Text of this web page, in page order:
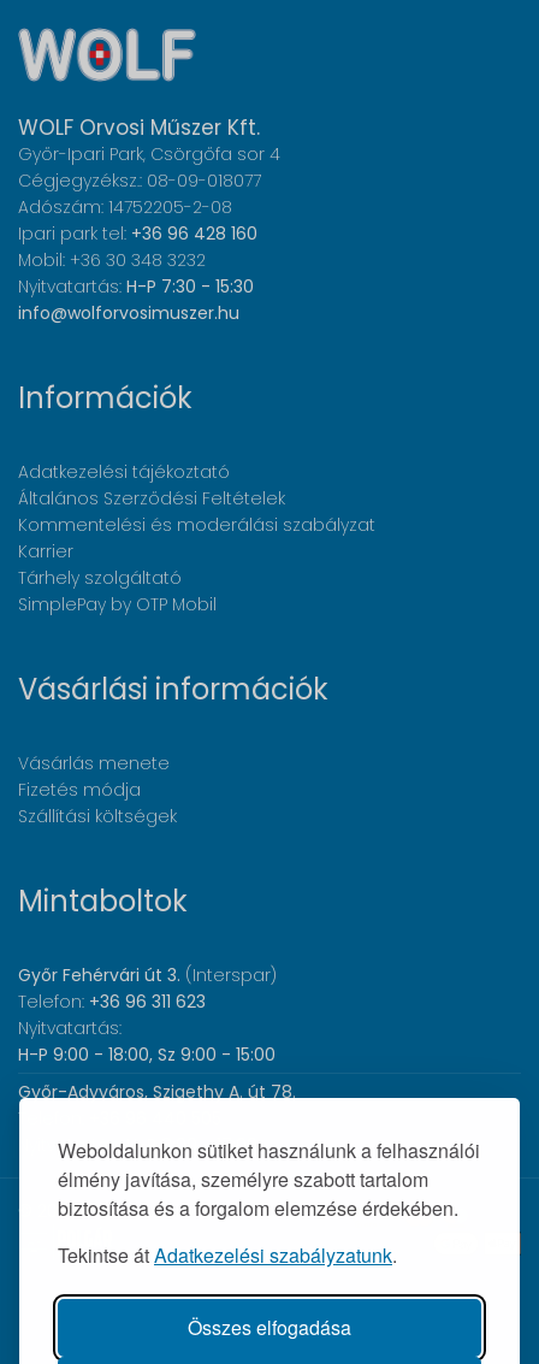
Weboldalunkon sütiket használunk a felhasználói
élmény javítása, személyre szabott tartalom
biztosítása és a forgalom elemzése érdekében.
Tekintse átAdatkezelési szabályzatunk.
Összes elfogadása
WOLF Orvosi Műszer Kft.
Győr-Ipari Park, Csörgőfa sor 4
Cégjegyzéksz.: 08-09-018077
Adószám: 14752205-2-08
Ipari park tel: +36 96 428 160
Mobil: +36 30 348 3232
Nyitvatartás: H-P 7:30 - 15:30
info@wolforvosimuszer.hu
Információk
Adatkezelési tájékoztató
Általános Szerződési Feltételek
Kommentelési és moderálási szabályzat
Karrier
Tárhely szolgáltató
SimplePay by OTP Mobil
Vásárlási információk
Vásárlás menete
Fizetés módja
Szállítási költségek
Mintaboltok
Győr Fehérvári út 3. (Interspar)
Telefon: +36 96 311 623
Nyitvatartás:
H-P 9:00 - 18:00, Sz 9:00 - 15:00
Győr-Adyváros, Szigethy A. út 78.
Telefon:
Nyitvatartás:H-P 8:00 - 17:00
© 2026 Wolf Orvosi Műszer Kft. |